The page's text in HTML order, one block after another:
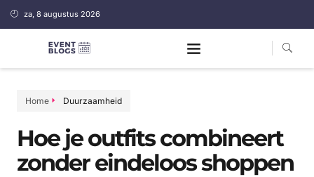
za, 8 augustus 2026
Home Duurzaamheid
Hoe je outfits combineert
zonder eindeloos shoppen